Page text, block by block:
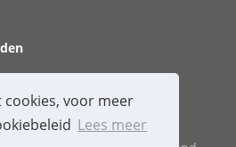
cookies, voor meer
Lees meer